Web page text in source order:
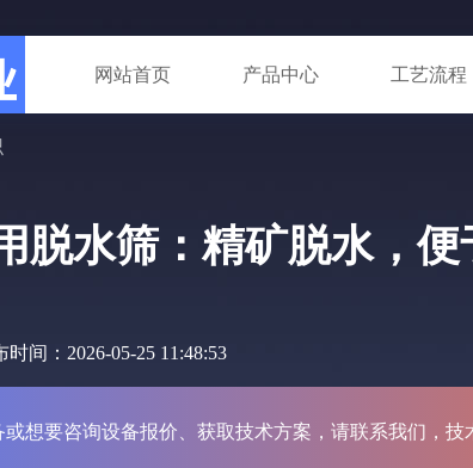
网站首页 产品中心 工艺流程
脱水筛：精矿脱水，便
时间：2026-05-25 11:48:53
想要咨询设备报价、获取技术方案，请联系我们，技